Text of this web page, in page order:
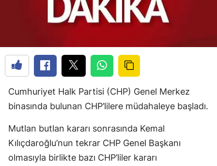
Cumhuriyet Halk Partisi (CHP) Genel Merkez
binasında bulunan CHP’lilere müdahaleye başladı.
Mutlan butlan kararı sonrasında Kemal
Kılıçdaroğlu’nun tekrar CHP Genel Başkanı
olmasıyla birlikte bazı CHP’liler kararı